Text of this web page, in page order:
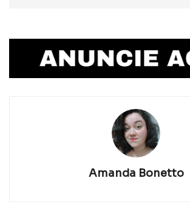
Amanda Bonetto